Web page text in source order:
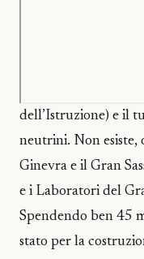
dell’Istruzione) e il
neutrini. Non
Ginevra e il Gran
e i Laboratori del
Spendendo ben 45
stato per la